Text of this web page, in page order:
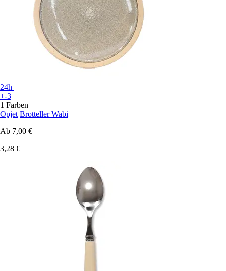
24h
+-3
1 Farben
Opjet Brotteller Wabi
Ab 7,00 €
3,28 €